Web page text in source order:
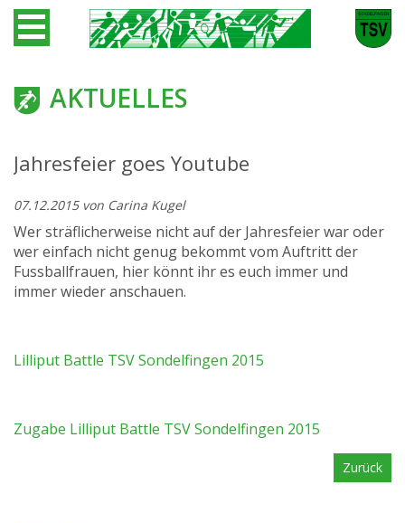
AKTUELLES
Jahresfeier goes Youtube
07.12.2015von Carina Kugel
Wer sträflicherweise nicht auf der Jahresfeier war oder
wer einfach nicht genug bekommt vom Auftritt der
Fussballfrauen, hier könnt ihr es euch immer und
immer wieder anschauen.
Lilliput Battle TSV Sondelfingen 2015
Zugabe Lilliput Battle TSV Sondelfingen 2015
Zurück